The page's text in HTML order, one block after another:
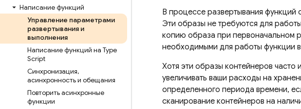
Написание функций
Управление параметрами
развертывания и
выполнения
Написание функций на Type
Script
Синхронизация,
асинхронность и обещания
Повторить асинхронные
функции
В процессе развертывания функций
Эти образы не требуются для
копию образа при первоначальном
необходимыми для работы функции
Хотя эти образы контейнеров
увеличивать ваши расходы на
определенного периода времени,
сканирование контейнеров на